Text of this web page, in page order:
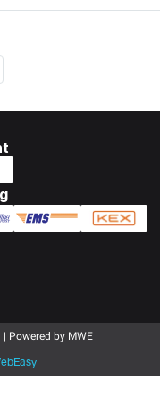
Powered by MWE